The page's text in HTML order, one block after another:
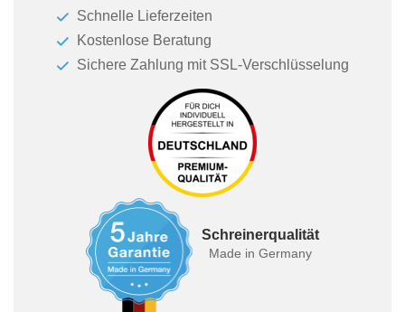
Schnelle Lieferzeiten
Kostenlose Beratung
Sichere Zahlung mit SSL-Verschlüsselung
Schreinerqualität
Made in Germany